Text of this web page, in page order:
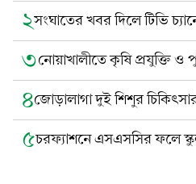
২সংঘাতের খবর দিলে টিভি
৩নোয়াখালীতে কৃষি প্রযুক্তি ও
৪জোড়ালাগা দুই শিশুর
৫চরফ্যাশনে এসএসসির ফলে